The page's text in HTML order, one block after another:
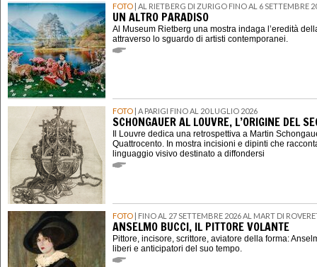
FOTO | AL RIETBERG DI ZURIGO FINO AL 6 SETTEMBRE
UN ALTRO PARADISO
Al Museum Rietberg una mostra indaga l’eredità
attraverso lo sguardo di artisti contemporanei.
FOTO | A PARIGI FINO AL 20 LUGLIO 2026
SCHONGAUER AL LOUVRE, L’ORIGINE DEL
Il Louvre dedica una retrospettiva a Martin
Quattrocento. In mostra incisioni e dipinti che
linguaggio visivo destinato a diffondersi
FOTO | FINO AL 27 SETTEMBRE 2026 AL MART DI
ANSELMO BUCCI, IL PITTORE VOLANTE
Pittore, incisore, scrittore, aviatore della forma:
liberi e anticipatori del suo tempo.